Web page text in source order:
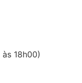
18h00)